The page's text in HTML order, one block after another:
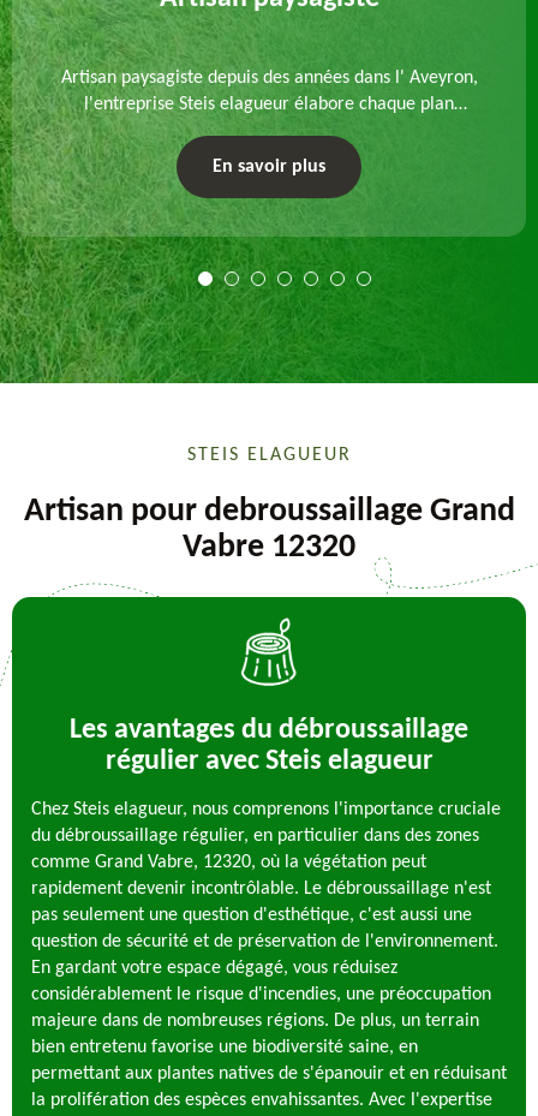
Artisan paysagiste depuis des années dans l' Aveyron,
l'entreprise Steis elagueur élabore chaque plan
d'aménagement paysager et exécute les travaux
afférents. Devis gratuit et sur mesure.
En savoir plus
STEIS ELAGUEUR
Artisan pour debroussaillage Grand
Vabre 12320
Les avantages du débroussaillage
régulier avec Steis elagueur
Chez Steis elagueur, nous comprenons l'importance cruciale
du débroussaillage régulier, en particulier dans des zones
comme Grand Vabre, 12320, où la végétation peut
rapidement devenir incontrôlable. Le débroussaillage n'est
pas seulement une question d'esthétique, c'est aussi une
question de sécurité et de préservation de l'environnement.
En gardant votre espace dégagé, vous réduisez
considérablement le risque d'incendies, une préoccupation
majeure dans de nombreuses régions. De plus, un terrain
bien entretenu favorise une biodiversité saine, en
permettant aux plantes natives de s'épanouir et en réduisant
la prolifération des espèces envahissantes. Avec l'expertise